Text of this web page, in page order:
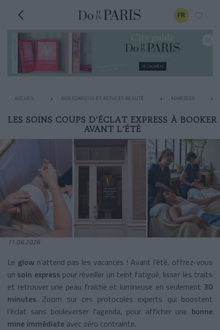
FR
ACCUEIL NOS CONSEILS ET ASTUCES BEAUTÉ ADRESSES
LES SOINS COUPS D’ÉCLAT EXPRESS À BOOKER
AVANT L’ÉTÉ
11.06.2026
Le glow n’attend pas les vacances ! Avant l’été, offrez-vous
un soin express pour réveiller un teint fatigué, lisser les traits
et retrouver une peau fraîche et lumineuse en seulement 30
minutes. Zoom sur ces protocoles experts qui boostent
l’éclat sans bouleverser l’agenda, pour afficher une bonne
mine immédiate avec zéro contrainte.